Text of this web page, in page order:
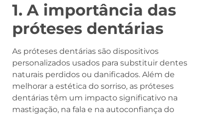
1. A importância das
próteses dentárias
As próteses dentárias são dispositivos
personalizados usados para substituir dentes
naturais perdidos ou danificados. Além de
melhorar a estética do sorriso, as próteses
dentárias têm um impacto significativo na
mastigação, na fala e na autoconfiança do